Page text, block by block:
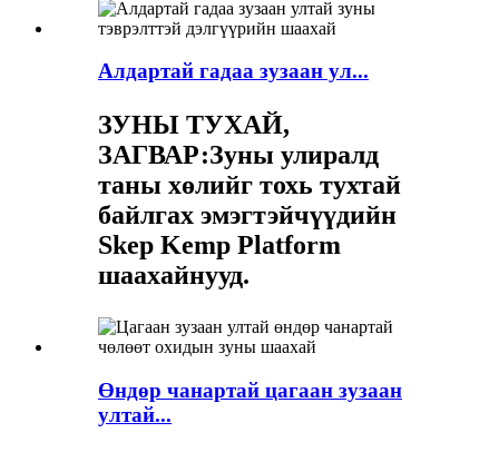
Алдартай гадаа зузаан ул...
ЗУНЫ ТУХАЙ,
ЗАГВАР:Зуны улиралд
таны хөлийг тохь тухтай
байлгах эмэгтэйчүүдийн
Skep Kemp Platform
шаахайнууд.
Өндөр чанартай цагаан зузаан
ултай...